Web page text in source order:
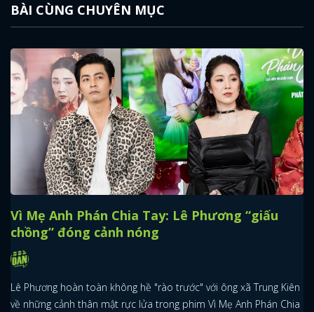
BÀI CÙNG CHUYÊN MỤC
Vì Mẹ Anh Phán Chia Tay: Lê Phương “giấu
chồng” đóng cảnh nóng
Lê Phương hoàn toàn không hề "rào trước" với ông xã Trung Kiên
về những cảnh thân mật rực lửa trong phim Vì Mẹ Anh Phán Chia